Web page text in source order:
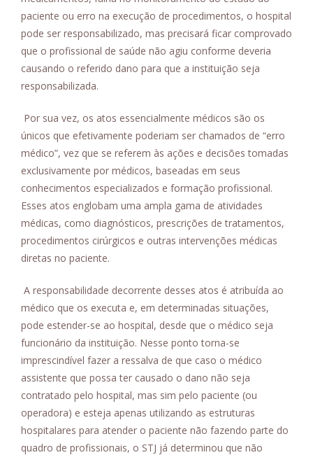
paciente ou erro na execução de procedimentos, o hospital
pode ser responsabilizado, mas precisará ficar comprovado
que o profissional de saúde não agiu conforme deveria
causando o referido dano para que a instituição seja
responsabilizada.
Por sua vez, os atos essencialmente médicos são os
únicos que efetivamente poderiam ser chamados de “erro
médico”, vez que se referem às ações e decisões tomadas
exclusivamente por médicos, baseadas em seus
conhecimentos especializados e formação profissional.
Esses atos englobam uma ampla gama de atividades
médicas, como diagnósticos, prescrições de tratamentos,
procedimentos cirúrgicos e outras intervenções médicas
diretas no paciente.
A responsabilidade decorrente desses atos é atribuída ao
médico que os executa e, em determinadas situações,
pode estender-se ao hospital, desde que o médico seja
funcionário da instituição. Nesse ponto torna-se
imprescindível fazer a ressalva de que caso o médico
assistente que possa ter causado o dano não seja
contratado pelo hospital, mas sim pelo paciente (ou
operadora) e esteja apenas utilizando as estruturas
hospitalares para atender o paciente não fazendo parte do
quadro de profissionais, o STJ já determinou que não